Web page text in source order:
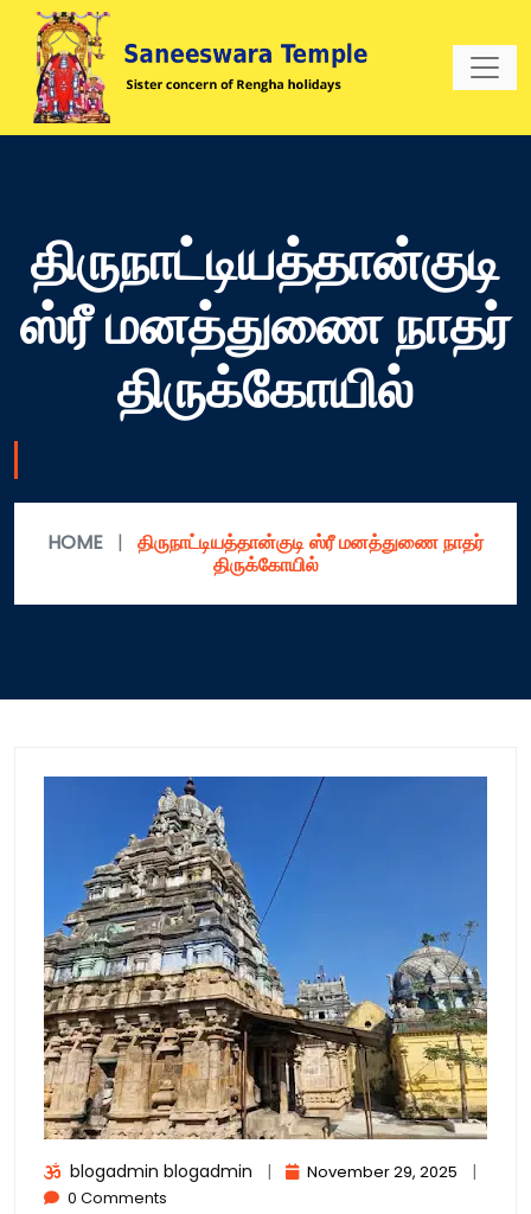
திருநாட்டியத்தான்குடி
ஸ்ரீ மனத்துணை நாதர்
திருக்கோயில்
HOME |
திருநாட்டியத்தான்குடி ஸ்ரீ மனத்துணை நாதர்
திருக்கோயில்
blogadmin blogadmin | November 29, 2025 |
0 Comments